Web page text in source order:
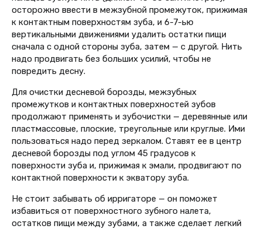
осторожно ввести в межзубной промежуток, прижимая
к контактным поверхностям зуба, и 6-7-ью
вертикальными движениями удалить остатки пищи
сначала с одной стороны зуба, затем — с другой. Нить
надо продвигать без больших усилий, чтобы не
повредить десну.
Для очистки десневой борозды, межзубных
промежутков и контактныx поверхностей зубов
продолжают применять и зубочистки — деревянные или
пластмассовые, плоские, треугольные или круглые. Ими
пользоваться надо перед зеркалом. Ставят ее в центр
десневой борозды под углом 45 градусов к
поверхности зуба и, прижимая к эмали, продвигают по
контактной поверхности к экватору зуба.
Не стоит забывать об ирригаторе — он поможет
избавиться от поверхностного зубного налета,
остатков пищи между зубами, а также сделает легкий